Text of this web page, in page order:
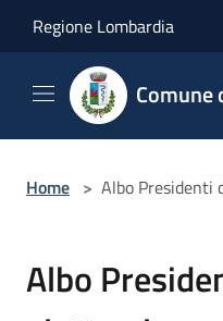
Regione Lombardia
Comune
Home > Albo Presidenti
Albo